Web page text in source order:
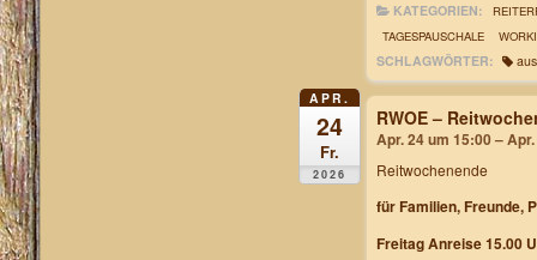
KATEGORIEN:
TAGESPAUSCHALE
SCHLAGWÖRTER:
APR.
24
Fr.
2026
RWOE –
Apr. 24 um 15:00 –
Reitwochenende
für Familien, Freunde,
Freitag Anreise 15.00